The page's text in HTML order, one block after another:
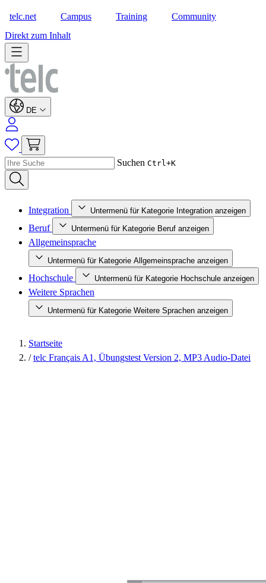
telc.net Campus Training Community
Direkt zum Inhalt
DE
Suchen Ctrl+K
Integration Untermenü für Kategorie Integration anzeigen
Beruf Untermenü für Kategorie Beruf anzeigen
Allgemeinsprache
Untermenü für Kategorie Allgemeinsprache anzeigen
Hochschule Untermenü für Kategorie Hochschule anzeigen
Weitere Sprachen
Untermenü für Kategorie Weitere Sprachen anzeigen
Startseite
/ telc Français A1, Übungstest Version 2, MP3 Audio-Datei